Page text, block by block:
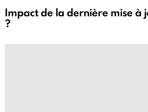
Impact de la dernière mise à
?